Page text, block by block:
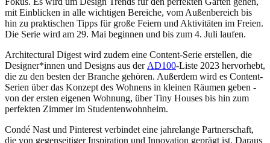
mit Einblicken in alle wichtigen Bereiche, vom Außenbereich bis
hin zu praktischen Tipps für große Feiern und Aktivitäten im Freien.
Die Serie wird am 29. Mai beginnen und bis zum 4. Juli laufen.
Architectural Digest wird zudem eine Content-Serie erstellen, die
Designer*innen und Designs aus der AD100-Liste 2023 hervorhebt,
die zu den besten der Branche gehören. Außerdem wird es Content-
Serien über das Konzept des Wohnens in kleinen Räumen geben -
von der ersten eigenen Wohnung, über Tiny Houses bis hin zum
perfekten Zimmer im Studentenwohnheim.
Condé Nast und Pinterest verbindet eine jahrelange Partnerschaft,
die von gegenseitiger Inspiration und Innovation geprägt ist. Daraus